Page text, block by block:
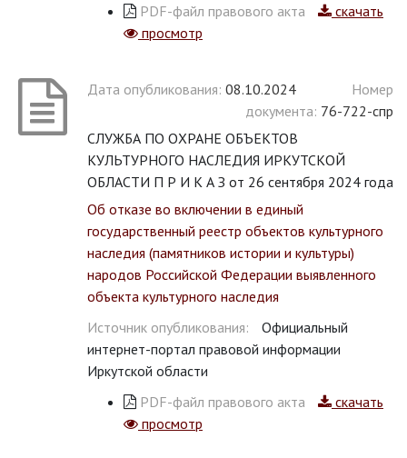
PDF-файл правового акта
скачать
просмотр
Дата опубликования: 08.10.2024
Номер
документа: 76-722-спр
СЛУЖБА ПО ОХРАНЕ ОБЪЕКТОВ
КУЛЬТУРНОГО НАСЛЕДИЯ ИРКУТСКОЙ
ОБЛАСТИ П Р И К А З от 26 сентября 2024 года
Об отказе во включении в единый
государственный реестр объектов культурного
наследия (памятников истории и культуры)
народов Российской Федерации выявленного
объекта культурного наследия
Источник опубликования:
Официальный
интернет-портал правовой информации
Иркутской области
PDF-файл правового акта
скачать
просмотр